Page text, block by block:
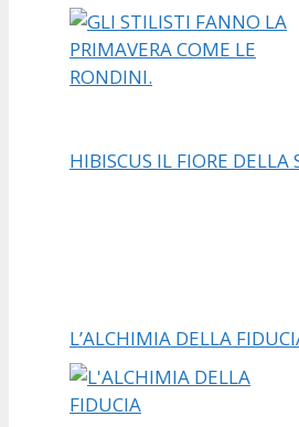
HIBISCUS IL FIORE DELLA
L’ALCHIMIA DELLA